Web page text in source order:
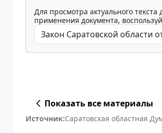
Для просмотра актуального
применения документа,
Показать все материалы
Источник:Саратовская областная